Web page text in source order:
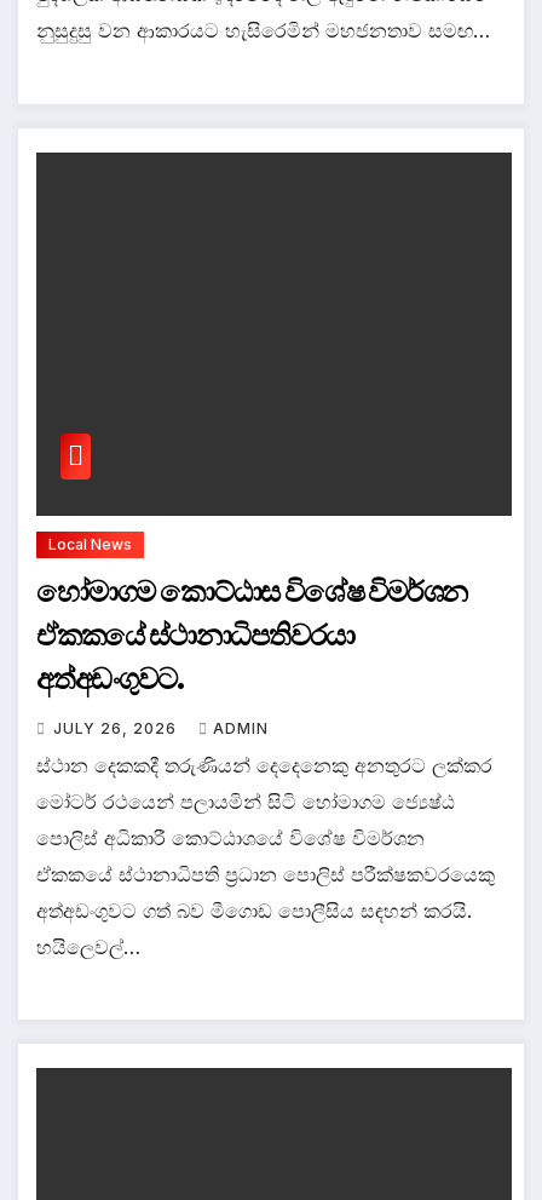
නුසුදුසු වන ආකාරයට හැසිරෙමින් මහජනතාව සමඟ…
Local News
හෝමාගම කොට්ඨාස විශේෂ විමර්ශන
ඒකකයේ ස්ථානාධිපතිවරයා
අත්අඩංගුවට.
JULY 26, 2026 ADMIN
ස්ථාන දෙකකදී තරුණියන් දෙදෙනෙකු අනතුරට ලක්කර
මෝටර් රථයෙන් පලායමින් සිටි හෝමාගම ජ්‍යෙෂ්ඨ
පොලිස් අධිකාරී කොට්ඨාශයේ විශේෂ විමර්ශන
ඒකකයේ ස්ථානාධිපති ප්‍රධාන පොලිස් පරීක්ෂකවරයෙකු
අත්අඩංගුවට ගත් බව මීගොඩ පොලීසිය සඳහන් කරයි.
හයිලෙවල්…